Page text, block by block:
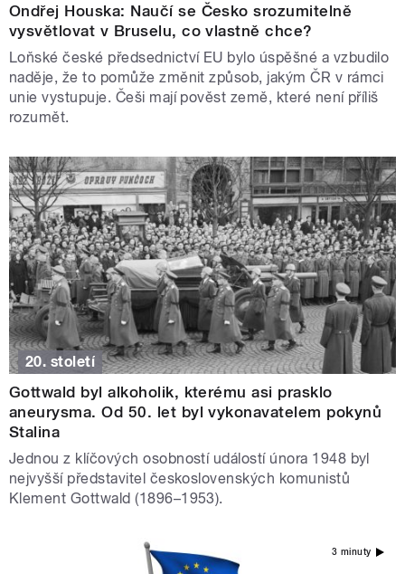
Ondřej Houska: Naučí se Česko srozumitelně
vysvětlovat v Bruselu, co vlastně chce?
Loňské české předsednictví EU bylo úspěšné a vzbudilo
naděje, že to pomůže změnit způsob, jakým ČR v rámci
unie vystupuje. Češi mají pověst země, které není příliš
rozumět.
20. století
Gottwald byl alkoholik, kterému asi prasklo
aneurysma. Od 50. let byl vykonavatelem pokynů
Stalina
Jednou z klíčových osobností událostí února 1948 byl
nejvyšší představitel československých komunistů
Klement Gottwald (1896–1953).
3 minuty